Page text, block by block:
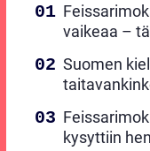
vaikeaa –
Suomen
kysyttiin